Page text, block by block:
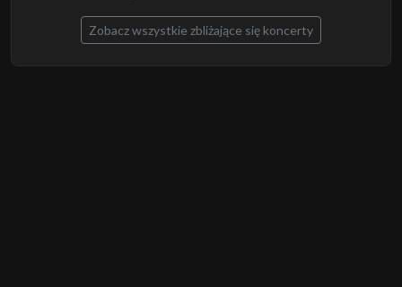
Zobacz wszystkie zbliżające się koncerty